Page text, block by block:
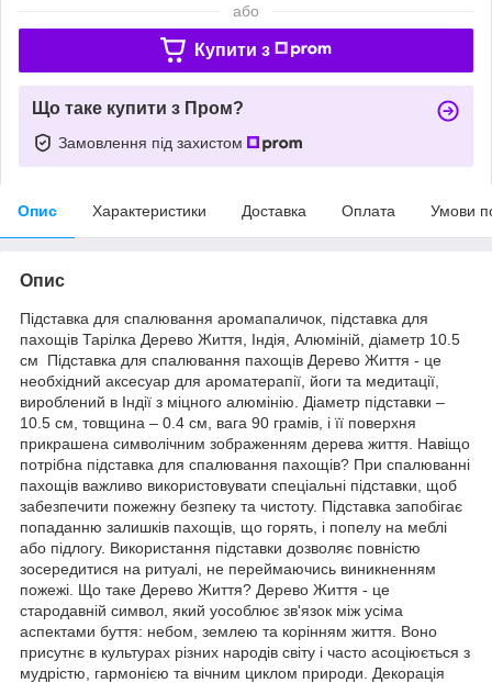
або
Купити з
Що таке купити з Пром?
Замовлення під захистом
Опис Характеристики Доставка Оплата Умови
Опис
Підставка для спалювання аромапаличок, підставка для
пахощів Тарілка Дерево Життя, Індія, Алюміній, діаметр 10.5
см Підставка для спалювання пахощів Дерево Життя - це
необхідний аксесуар для ароматерапії, йоги та медитації,
вироблений в Індії з міцного алюмінію. Діаметр підставки –
10.5 см, товщина – 0.4 см, вага 90 грамів, і її поверхня
прикрашена символічним зображенням дерева життя. Навіщо
потрібна підставка для спалювання пахощів? При спалюванні
пахощів важливо використовувати спеціальні підставки, щоб
забезпечити пожежну безпеку та чистоту. Підставка запобігає
попаданню залишків пахощів, що горять, і попелу на меблі
або підлогу. Використання підставки дозволяє повністю
зосередитися на ритуалі, не переймаючись виникненням
пожежі. Що таке Дерево Життя? Дерево Життя - це
стародавній символ, який уособлює зв'язок між усіма
аспектами буття: небом, землею та корінням життя. Воно
присутнє в культурах різних народів світу і часто асоціюється з
мудрістю, гармонією та вічним циклом природи. Декорація